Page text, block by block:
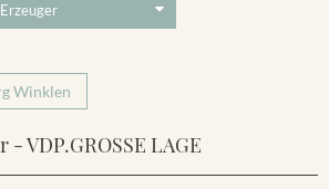
Winklen
VDP.GROSSE LAGE